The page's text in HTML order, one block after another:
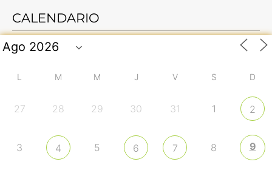
CALENDARIO
L M M J V S D
27 28 29 30 31 1 2
3 4 5 6 7 8 9